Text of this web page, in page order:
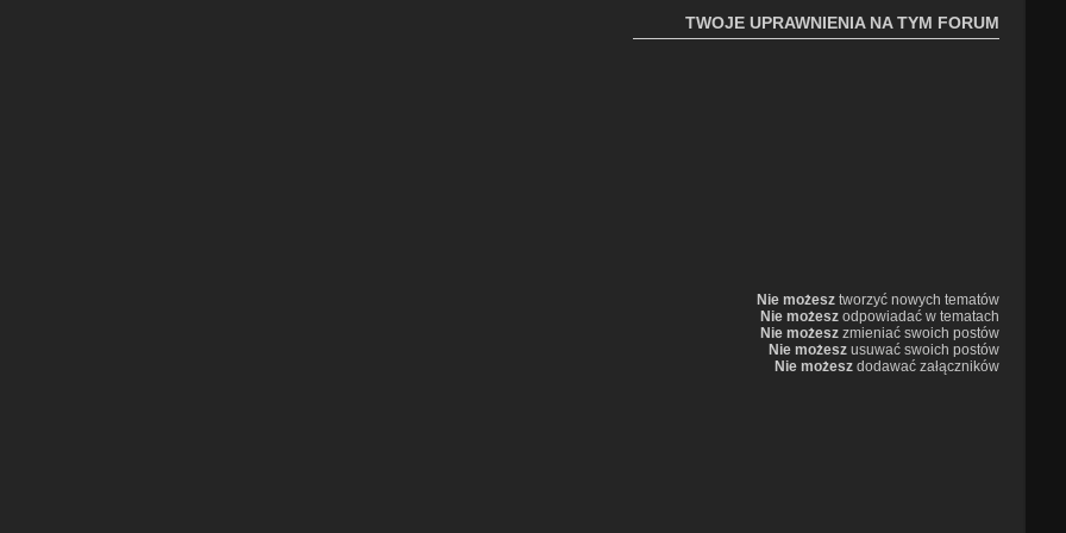
TWOJE UPRAWNIENIA NA TYM FORUM
Nie możesz tworzyć nowych tematów
Nie możesz odpowiadać w tematach
Nie możesz zmieniać swoich postów
Nie możesz usuwać swoich postów
Nie możesz dodawać załączników